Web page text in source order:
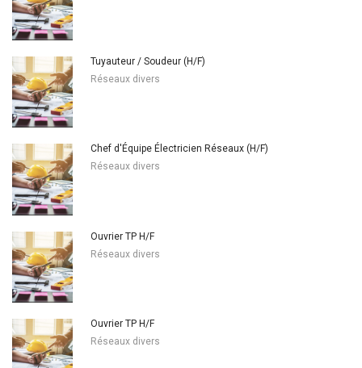
Tuyauteur / Soudeur (H/F)
Réseaux divers
Chef d'Équipe Électricien Réseaux (H/F)
Réseaux divers
Ouvrier TP H/F
Réseaux divers
Ouvrier TP H/F
Réseaux divers